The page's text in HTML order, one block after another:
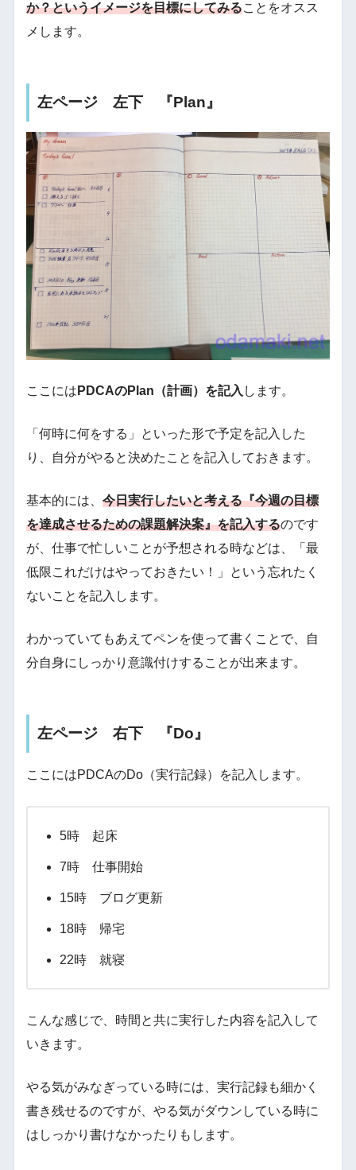
か？というイメージを目標にしてみることをオスス
メします。
左ページ 左下 『Plan』
ここには PDCAのPlan（計画）を記入 します。
「何時に何をする」といった形で予定を記入した
り、自分がやると決めたことを記入しておきます。
基本的には、 今日実行したいと考える『今週の目標
を達成させるための課題解決案』を記入するのです
が、仕事で忙しいことが予想される時などは、「最
低限これだけはやっておきたい！」という忘れたく
ないことを記入します。
わかっていてもあえてペンを使って書くことで、自
分自身にしっかり意識付けすることが出来ます。
左ページ 右下 『Do』
ここにはPDCAのDo（実行記録）を記入します。
5時 起床
7時 仕事開始
15時 ブログ更新
18時 帰宅
22時 就寝
こんな感じで、時間と共に実行した内容を記入して
いきます。
やる気がみなぎっている時には、実行記録も細かく
書き残せるのですが、やる気がダウンしている時に
はしっかり書けなかったりもします。